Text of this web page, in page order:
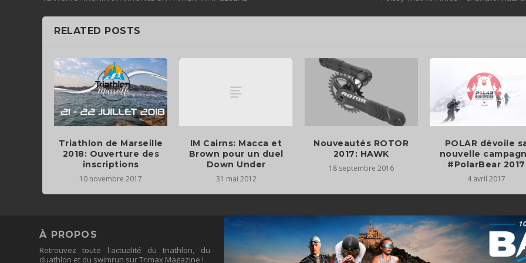
RELATED POSTS
Triathlon de Marseille
2018: Ouverture des
inscriptions
10 novembre 2017
IM Cairns: Macca et
Brown pour un duel
Down Under
31 mai 2012
Nouveautés ROTOR
2017: HAWK
18 septembre 2016
POLAR dévoile
nouvelle
#PolarBear 2017
4 avril 2017
À PROPOS
Retrouvez toute l'actualité du triathlon, du
duathlon et du swimrun sur Trimax Magazine !